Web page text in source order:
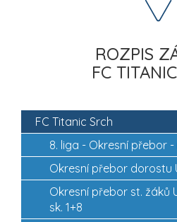
ROZPIS
FC
FC Titanic Srch
8. liga - Okresní přebor -
Okresní přebor dorostu
Okresní přebor st. žáků
sk. 1+8